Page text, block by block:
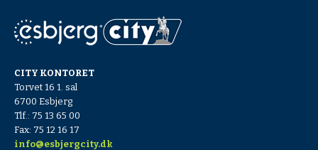
CITY KONTORET
Torvet 16 1. sal
6700 Esbjerg
Tlf.: 75 13 65 00
Fax: 75 12 16 17
info@esbjergcity.dk